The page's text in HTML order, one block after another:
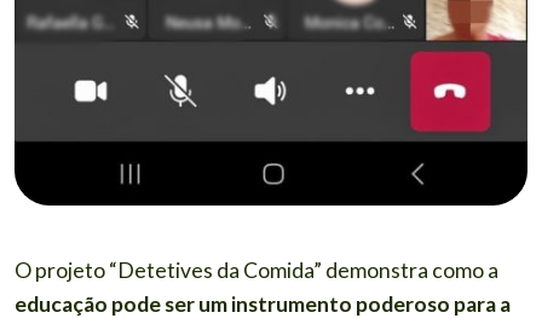
O projeto “Detetives da Comida” demonstra como a
educação pode ser um instrumento poderoso para a